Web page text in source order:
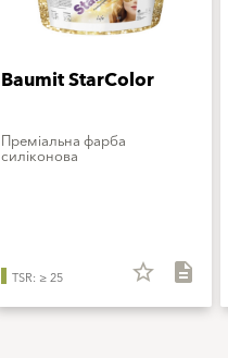
Baumit StarColor
Преміальна фарба
силіконова
TSR: ≥ 25 star_border description